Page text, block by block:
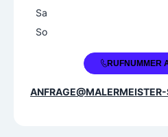
Sa
So
+43 662 828244RUFNUMMER